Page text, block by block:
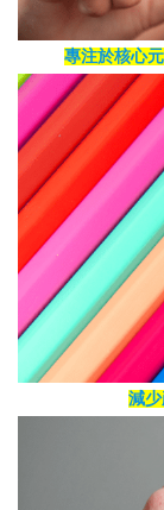
專注於核心
減